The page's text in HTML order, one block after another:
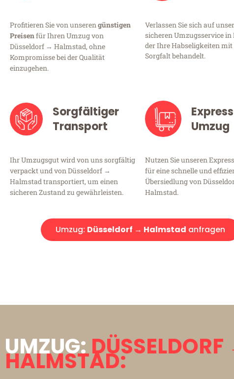
Profitieren Sie von unserengünstigen
Preisenfür Ihren Umzug von
Düsseldorf → Halmstad, ohne
Kompromisse bei der Qualität
einzugehen.
Verlassen Sie sich auf
sicheren Umzugsservice in
der Ihre Habseligkeiten
Sorgfalt behandelt.
Sorgfältiger
Transport
Ihr Umzugsgut wird von uns sorgfältig
verpackt und von Düsseldorf →
Halmstad transportiert, um einen
sicheren Zustand zu gewährleisten.
Express
Umzug
Nutzen Sie unseren
für eine schnelle und
Übersiedlung von
Halmstad.
Umzug: Düsseldorf → Halmstad anfragen
UMZUG:DÜSSELDORF
HALMSTAD: